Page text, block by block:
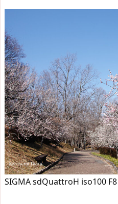
SIGMA sdQuattroH iso100